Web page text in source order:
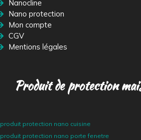
Nanocline
Nano protection
Mon compte
CGV
Mentions légales
Produit de protection
produit protection nano cuisine
produit protection nano porte fenetre